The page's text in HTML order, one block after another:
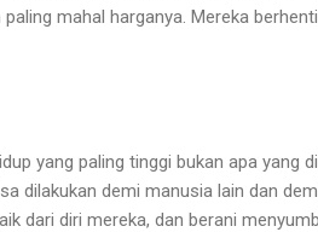
mahal harganya. Mereka
yang paling tinggi bukan apa yang
dilakukan demi manusia lain dan
dari diri mereka, dan berani